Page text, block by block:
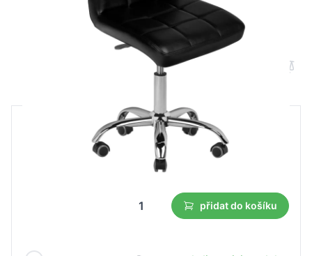
Kosmetické křeslo A-5299 černé
2 006,74 Kč
1 404,74 Kč
Nejnižší cena z 30 dnů před slevou:
přidat do košíku